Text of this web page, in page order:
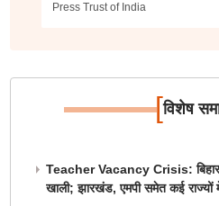
Press Trust of India
[विशेष
Teacher Vacancy Crisis:
खाली; झारखंड, एमपी समेत कई राज्यों